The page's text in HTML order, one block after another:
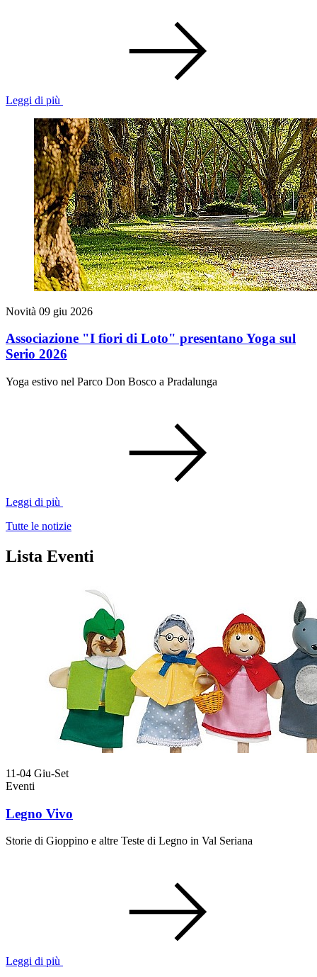
Leggi di più
Novità 09 giu 2026
Associazione "I fiori di Loto" presentano Yoga sul
Serio 2026
Yoga estivo nel Parco Don Bosco a Pradalunga
Leggi di più
Tutte le notizie
Lista Eventi
11-04 Giu-Set
Eventi
Legno Vivo
Storie di Gioppino e altre Teste di Legno in Val Seriana
Leggi di più